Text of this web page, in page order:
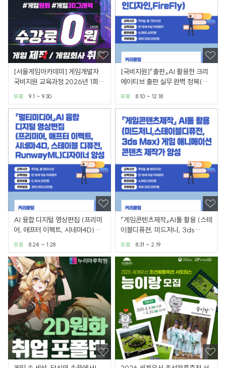
[서울게임아카데미] 게임개발자
국비지원 교육과정 2026년 1회차
9.1 ~ 9.30
무료
[국비지원]『출판』AI 활용한 크리
에이티브 출판 실무 완벽 정복(포
8.10 ~ 12.18
무료
AI 융합 디지털 영상편집 (프리미
어, 애프터 이펙트, 시네마4D) 디
8.24 ~ 1.28
무료
『게임콘텐츠제작』AI툴 활용 (스테
이블디퓨젼, 미드저니, 3ds
8.31 ~ 2.19
무료